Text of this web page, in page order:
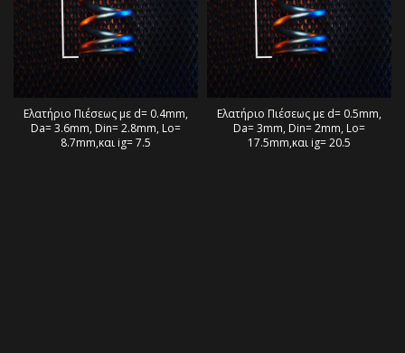
Ελατήριο Πιέσεως με d= 0.4mm,
Da= 3.6mm, Din= 2.8mm, Lo=
8.7mm,και ig= 7.5
Ελατήριο Πιέσεως με d= 0.5mm,
Da= 3mm, Din= 2mm, Lo=
17.5mm,και ig= 20.5